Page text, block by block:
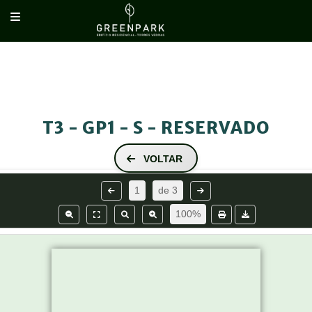
PISO 5 RESERVADO
T3 - GP1 - S - RESERVADO
VOLTAR
1 de 3
100%